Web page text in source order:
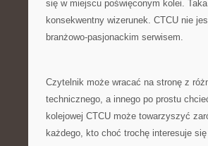
się w miejscu poświęconym kolei.
konsekwentny wizerunek. CTCU nie
branżowo-pasjonackim serwisem.
Czytelnik może wracać na stronę z
technicznego, a innego po prostu
kolejowej CTCU może towarzyszyć
każdego, kto choć trochę interesuje